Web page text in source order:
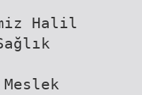
Halil